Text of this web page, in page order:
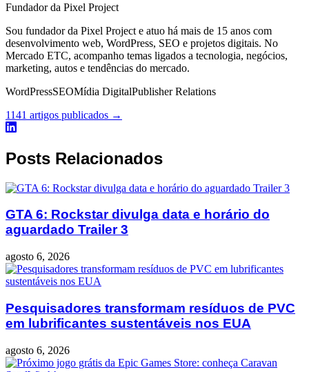
Fundador da Pixel Project
Sou fundador da Pixel Project e atuo há mais de 15 anos com
desenvolvimento web, WordPress, SEO e projetos digitais. No
Mercado ETC, acompanho temas ligados a tecnologia, negócios,
marketing, autos e tendências do mercado.
WordPressSEOMídia DigitalPublisher Relations
1141 artigos publicados →
Posts Relacionados
GTA 6: Rockstar divulga data e horário do
aguardado Trailer 3
agosto 6, 2026
Pesquisadores transformam resíduos de PVC
em lubrificantes sustentáveis nos EUA
agosto 6, 2026